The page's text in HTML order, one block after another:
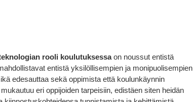
rooli koulutuksessaon noussut entistä
entistä yksilöllisempien ja monipuolisempien
edesauttaa sekä oppimista että koulunkäynnin
eri oppijoiden tarpeisiin, edistäen siten heidän